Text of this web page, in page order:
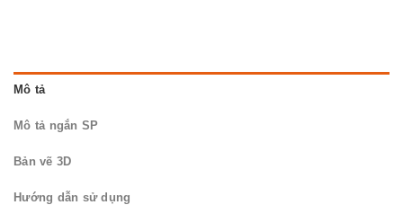
Mô tả
Mô tả ngắn SP
Bản vẽ 3D
Hướng dẫn sử dụng